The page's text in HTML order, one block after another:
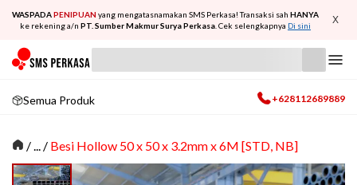
WASPADAPENIPUAN yang mengatasnamakan SMS Perkasa! Transaksi sah HANYA
ke rekening a/n PT. Sumber Makmur Surya Perkasa . Cek selengkapnya Di sini X
Semua Produk +628112689889
/... / Besi Hollow 50 x 50 x 3.2mm x 6M [STD, NB]